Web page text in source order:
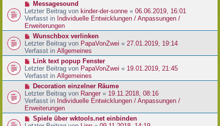
g
r
a
g
r
B
e
i
r
a
g
N
e
u
e
r
B
e
i
r
a
g
Messagesound
Letzter Beitrag von kinder-der-sonne « 06.06.2019, 16:01
Verfasst in Individuelle Entwicklungen / Anpassungen /
Erweiterungen
N
e
u
e
r
B
e
t
r
a
g
Wunschbox verlinken
Letzter Beitrag von PapaVonZwei « 27.01.2019, 19:14
Verfasst in Allgemeines
N
e
u
e
r
B
e
i
Link text popup Fenster
Letzter Beitrag von PapaVonZwei « 19.01.2019, 21:45
Verfasst in Allgemeines
N
e
u
e
r
B
Decoration einzelner Räume
Letzter Beitrag von Ranger « 19.11.2018, 08:16
Verfasst in Individuelle Entwicklungen / Anpassungen /
Erweiterungen
NSpiele über wktools.net einbinden